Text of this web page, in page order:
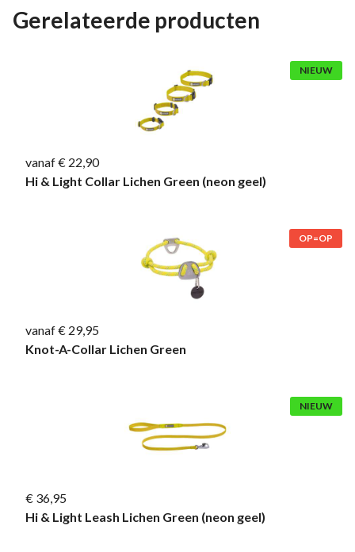
Gerelateerde producten
NIEUW
vanaf € 22,90
Hi & Light Collar Lichen Green (neon geel)
OP=OP
vanaf € 29,95
Knot-A-Collar Lichen Green
NIEUW
€ 36,95
Hi & Light Leash Lichen Green (neon geel)